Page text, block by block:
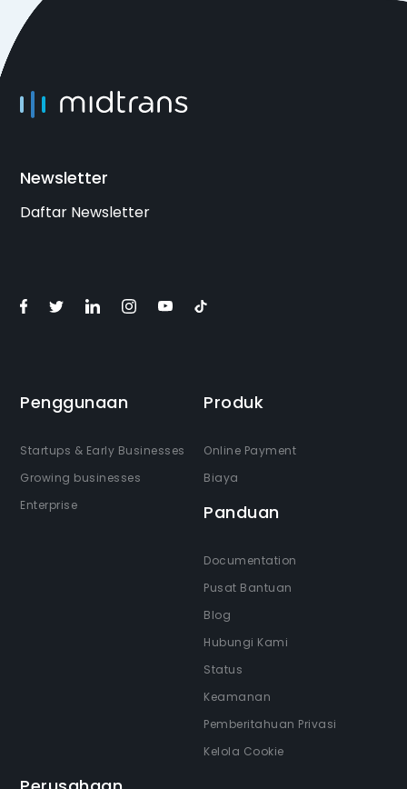
Newsletter
Daftar Newsletter
Penggunaan
Startups & Early Businesses
Growing businesses
Enterprise
Produk
Online Payment
Biaya
Panduan
Documentation
Pusat Bantuan
Blog
Hubungi Kami
Status
Keamanan
Pemberitahuan Privasi
Kelola Cookie